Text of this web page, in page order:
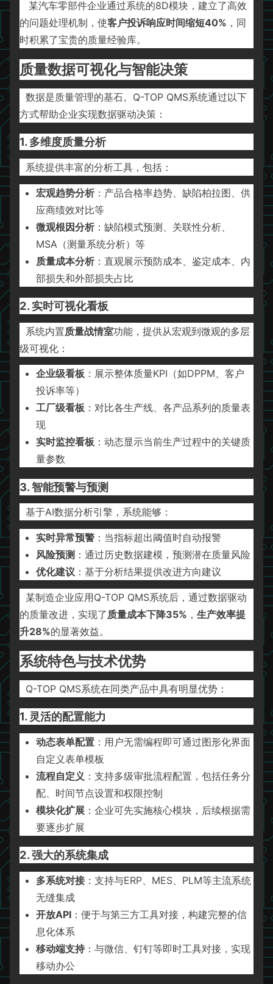
某汽车零部件企业通过系统的8D模块，建立了高效
的问题处理机制，使客户投诉响应时间缩短40% ，同
时积累了宝贵的质量经验库。
质量数据可视化与智能决策
数据是质量管理的基石。Q-TOP QMS系统通过以下
方式帮助企业实现数据驱动决策：
1. 多维度质量分析
系统提供丰富的分析工具，包括：
宏观趋势分析：产品合格率趋势、缺陷柏拉图、供
应商绩效对比等
微观根因分析：缺陷模式预测、关联性分析、
MSA（测量系统分析）等
质量成本分析：直观展示预防成本、鉴定成本、内
部损失和外部损失占比
2. 实时可视化看板
系统内置质量战情室功能，提供从宏观到微观的多层
级可视化：
企业级看板 ：展示整体质量KPI（如DPPM、客户
投诉率等）
工厂级看板 ：对比各生产线、各产品系列的质量表
现
实时监控看板 ：动态显示当前生产过程中的关键质
量参数
3. 智能预警与预测
基于AI数据分析引擎，系统能够：
实时异常预警 ：当指标超出阈值时自动报警
风险预测 ：通过历史数据建模，预测潜在质量风险
优化建议 ：基于分析结果提供改进方向建议
某制造企业应用Q-TOP QMS系统后，通过数据驱动
的质量改进，实现了 质量成本下降35% ， 生产效率提
升28%的显著效益。
系统特色与技术优势
Q-TOP QMS系统在同类产品中具有明显优势：
1. 灵活的配置能力
动态表单配置 ：用户无需编程即可通过图形化界面
自定义表单模板
流程自定义 ：支持多级审批流程配置，包括任务分
配、时间节点设置和权限控制
模块化扩展 ：企业可先实施核心模块，后续根据需
要逐步扩展
2. 强大的系统集成
多系统对接：支持与ERP、MES、PLM等主流系统
无缝集成
开放API ：便于与第三方工具对接，构建完整的信
息化体系
移动端支持 ：与微信、钉钉等即时工具对接，实现
移动办公